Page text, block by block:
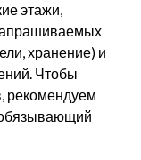
этажи,
хранение) и
Чтобы
рекомендуем
обязывающий